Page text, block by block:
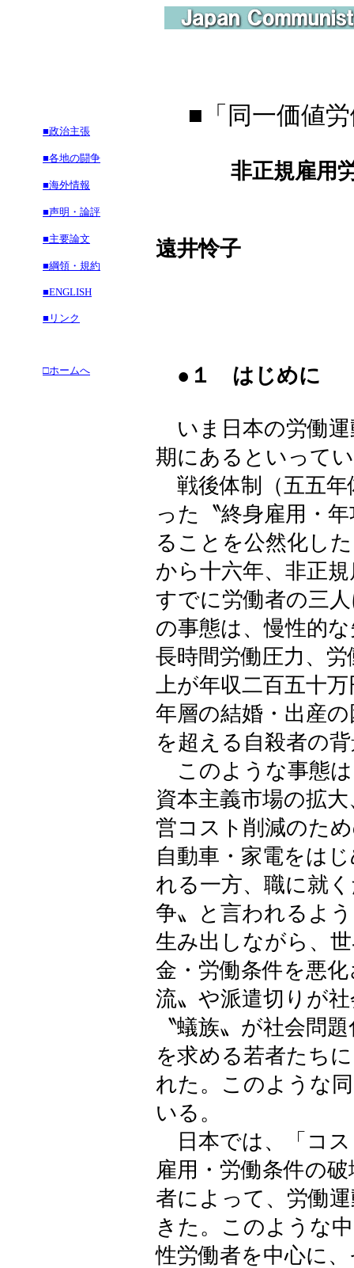
■政治主張
■各地の闘争
■海外情報
■声明・論評
■主要論文
■綱領・規約
■ENGLISH
■リンク
□ホームへ
■ 「同一価値
非正規雇用労
遠井怜子
●１ はじめに
いま日本の労働運
期にあるといって
戦後体制（五五年
った〝終身雇用・
ることを公然化し
から十六年、非正
すでに労働者の三
の事態は、慢性的
長時間労働圧力、
上が年収二百五十
年層の結婚・出産
を超える自殺者の
このような事態は
資本主義市場の拡
営コスト削減のた
自動車・家電をは
れる一方、職に就
争〟と言われるよ
生み出しながら、
金・労働条件を悪
流〟や派遣切りが
〝蟻族〟が社会問
を求める若者たち
れた。このような
いる。
日本では、「コス
雇用・労働条件の
者によって、労働
きた。このような
性労働者を中心に